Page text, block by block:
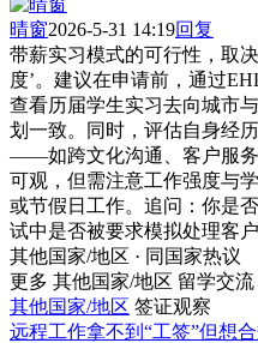
晴窗2026-5-31 14:19回复
带薪实习模式的可行性，取
度’。建议在申请前，通过
查看历届学生实习去向城市
划一致。同时，评估自身经
——如跨文化沟通、客户服务
可观，但需注意工作强度与
或节假日工作。追问：你是
试中是否被要求模拟处理客
其他国家/地区 · 同国家热议
更多 其他国家/地区 留学交流
其他国家/地区 签证观察
远程工作拿不到“工签”但想